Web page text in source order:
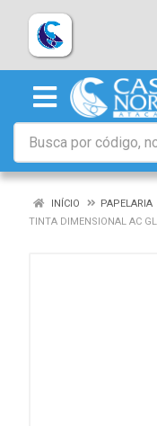
INÍCIO PAPELARIA
TINTA DIMENSIONAL AC